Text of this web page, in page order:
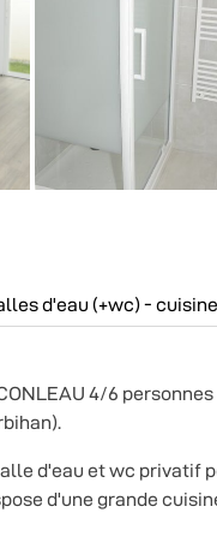
d'eau (+wc) - cuisine
4/6
d'eau et wc privatif
d'une grande